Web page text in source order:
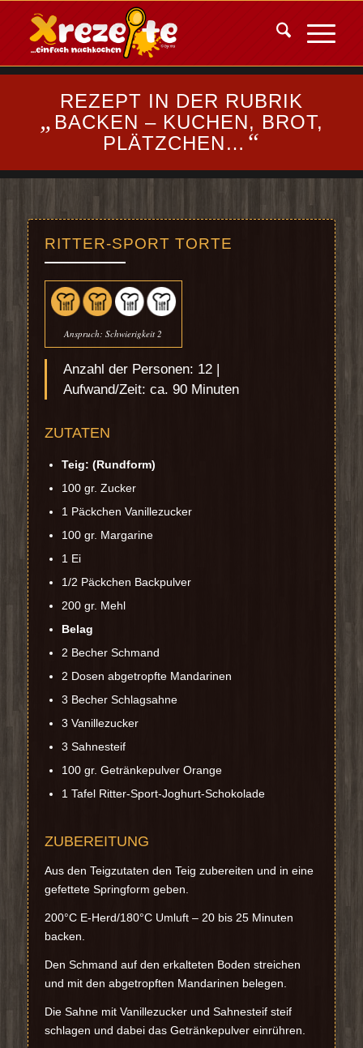
REZEPT IN DER RUBRIK
„ BACKEN – KUCHEN, BROT,
PLÄTZCHEN… “
RITTER-SPORT TORTE
Anspruch: Schwierigkeit 2
Anzahl der Personen: 12 |
Aufwand/Zeit: ca. 90 Minuten
ZUTATEN
Teig: (Rundform)
100 gr. Zucker
1 Päckchen Vanillezucker
100 gr. Margarine
1 Ei
1/2 Päckchen Backpulver
200 gr. Mehl
Belag
2 Becher Schmand
2 Dosen abgetropfte Mandarinen
3 Becher Schlagsahne
3 Vanillezucker
3 Sahnesteif
100 gr. Getränkepulver Orange
1 Tafel Ritter-Sport-Joghurt-Schokolade
ZUBEREITUNG
Aus den Teigzutaten den Teig zubereiten und in eine
gefettete Springform geben.
200°C E-Herd/180°C Umluft – 20 bis 25 Minuten
backen.
Den Schmand auf den erkalteten Boden streichen
und mit den abgetropften Mandarinen belegen.
Die Sahne mit Vanillezucker und Sahnesteif steif
schlagen und dabei das Getränkepulver einrühren.